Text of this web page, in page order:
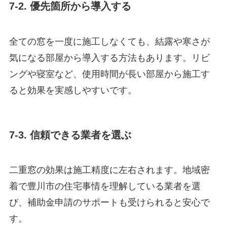
7-2. 優先箇所から導入する
全ての窓を一度に施工しなくても、結露や寒さが
気になる部屋から導入する方法もあります。リビ
ングや寝室など、使用時間が長い部屋から施工す
ると効果を実感しやすいです。
7-3. 信頼できる業者を選ぶ
二重窓の効果は施工精度に左右されます。地域密
着で豊川市の住宅事情を理解している業者を選
び、補助金申請のサポートも受けられると安心で
す。